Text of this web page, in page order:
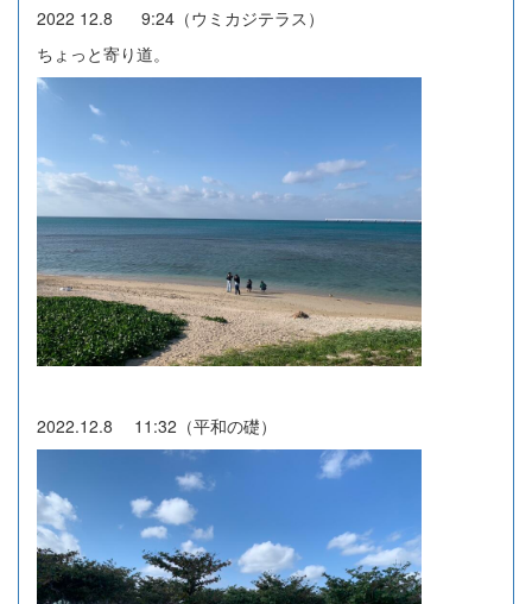
2022 12.8 9:24（ウミカジテラス）
ちょっと寄り道。
2022.12.8 11:32（平和の礎）